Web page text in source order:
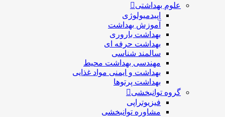
علوم بهداشتی
اپیدمیولوژی
آموزش بهداشت
بهداشت باروری
بهداشت حرفه ای
سالمند شناسی
مهندسی بهداشت محيط
بهداشت و ایمنی مواد غذایی
بهداشت پرتوها
گروه توانبخشی
فیزیوتراپی
مشاوره توانبخشی